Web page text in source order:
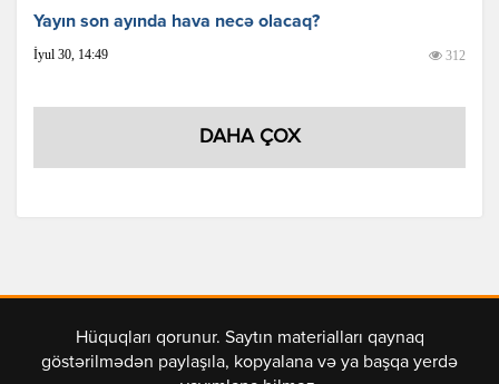
Yayın son ayında hava necə olacaq?
İyul 30, 14:49 312
DAHA ÇOX
Hüquqları qorunur. Saytın materialları qaynaq
göstərilmədən paylaşıla, kopyalana və ya başqa yerdə